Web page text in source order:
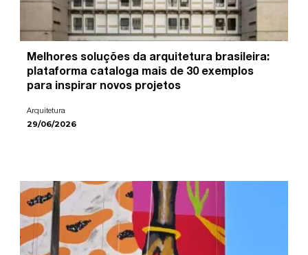
Melhores soluções da arquitetura brasileira:
plataforma cataloga mais de 30 exemplos
para inspirar novos projetos
Arquitetura
29/06/2026